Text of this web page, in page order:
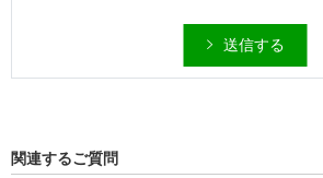
送信する
関連するご質問